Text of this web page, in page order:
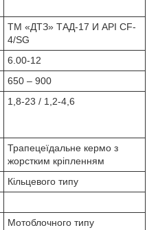
ТМ «ДТЗ» ТАД-17 И API CF-
4/SG
6.00-12
650 – 900
1,8-23 / 1,2-4,6
Трапецеїдальне кермо з
жорстким кріпленням
Кільцевого типу
Мотоблочного типу